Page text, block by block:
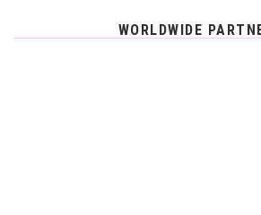
WORLDWIDE